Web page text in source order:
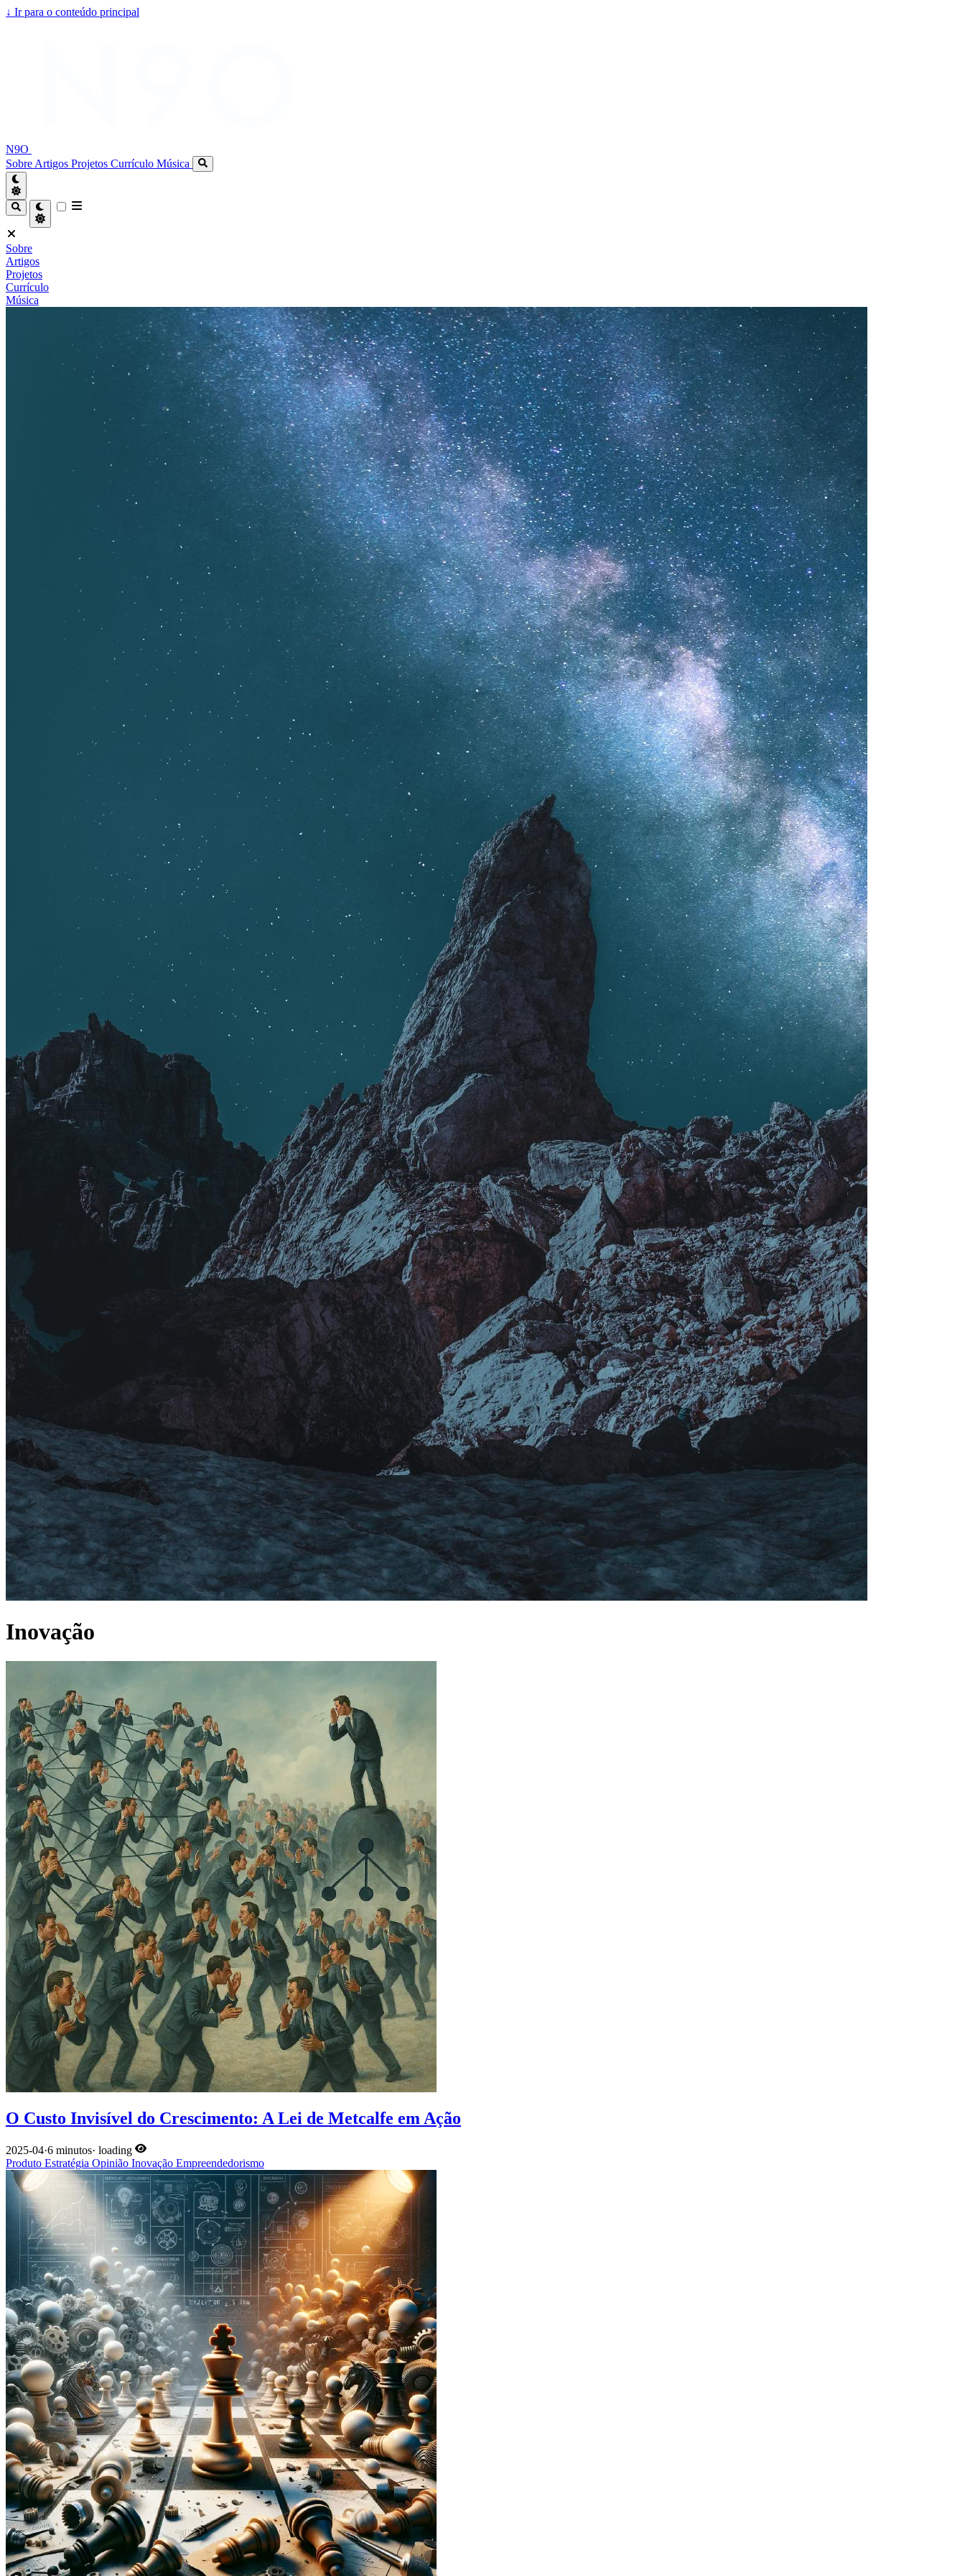
↓ Ir para o conteúdo principal
N9O
Sobre Artigos Projetos Currículo Música
Sobre
Artigos
Projetos
Currículo
Música
Inovação
O Custo Invisível do Crescimento: A Lei de Metcalfe em Ação
2025-04·6 minutos· loading
Produto Estratégia Opinião Inovação Empreendedorismo